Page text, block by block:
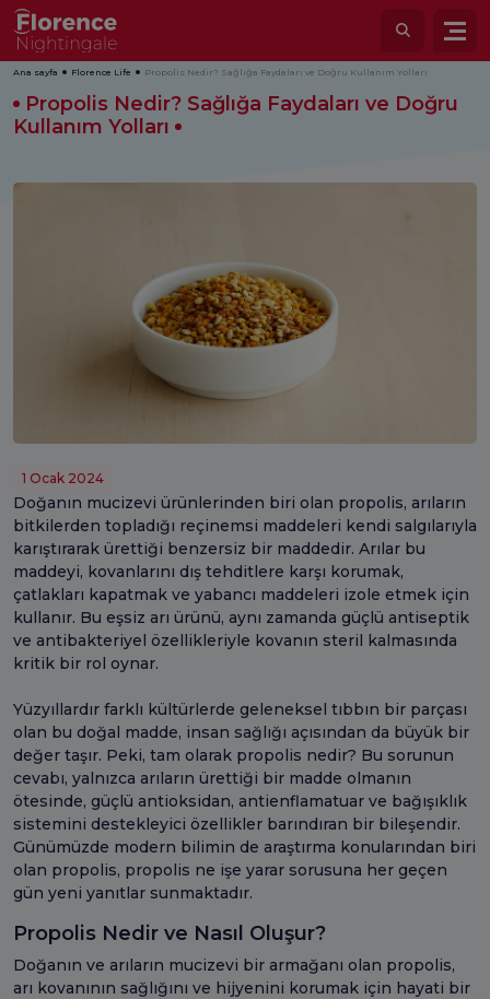
Ana sayfa Florence Life Propolis Nedir? Sağlığa Faydaları ve Doğru Kullanım Yolları
Propolis Nedir? Sağlığa Faydaları ve Doğru
Kullanım Yolları
1 Ocak 2024
Doğanın mucizevi ürünlerinden biri olan propolis, arıların
bitkilerden topladığı reçinemsi maddeleri kendi salgılarıyla
karıştırarak ürettiği benzersiz bir maddedir. Arılar bu
maddeyi, kovanlarını dış tehditlere karşı korumak,
çatlakları kapatmak ve yabancı maddeleri izole etmek için
kullanır. Bu eşsiz arı ürünü, aynı zamanda güçlü antiseptik
ve antibakteriyel özellikleriyle kovanın steril kalmasında
kritik bir rol oynar.
Yüzyıllardır farklı kültürlerde geleneksel tıbbın bir parçası
olan bu doğal madde, insan sağlığı açısından da büyük bir
değer taşır. Peki, tam olarak propolis nedir? Bu sorunun
cevabı, yalnızca arıların ürettiği bir madde olmanın
ötesinde, güçlü antioksidan, antienflamatuar ve bağışıklık
sistemini destekleyici özellikler barındıran bir bileşendir.
Günümüzde modern bilimin de araştırma konularından biri
olan propolis, propolis ne işe yarar sorusuna her geçen
gün yeni yanıtlar sunmaktadır.
Propolis Nedir ve Nasıl Oluşur?
Doğanın ve arıların mucizevi bir armağanı olan propolis,
arı kovanının sağlığını ve hijyenini korumak için hayati bir